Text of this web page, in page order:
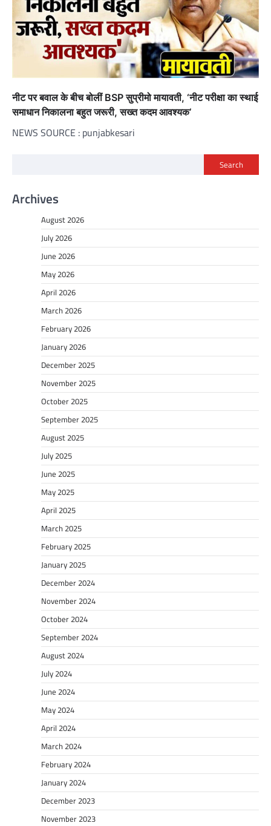
नीट पर बवाल के बीच बोलीं BSP सुप्रीमो मायावती, ‘नीट परीक्षा का स्थाई
समाधान निकालना बहुत जरूरी, सख्त कदम आवश्यक’
NEWS SOURCE : punjabkesari
Search
Archives
August 2026
July 2026
June 2026
May 2026
April 2026
March 2026
February 2026
January 2026
December 2025
November 2025
October 2025
September 2025
August 2025
July 2025
June 2025
May 2025
April 2025
March 2025
February 2025
January 2025
December 2024
November 2024
October 2024
September 2024
August 2024
July 2024
June 2024
May 2024
April 2024
March 2024
February 2024
January 2024
December 2023
November 2023